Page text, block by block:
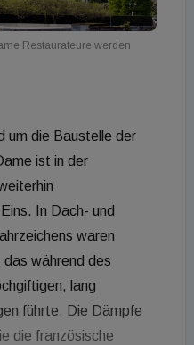
Restaurateure werden
um die Baustelle der
ist in der
In Dach- und
waren
während des
lang
führte. Die Dämpfe
die französische